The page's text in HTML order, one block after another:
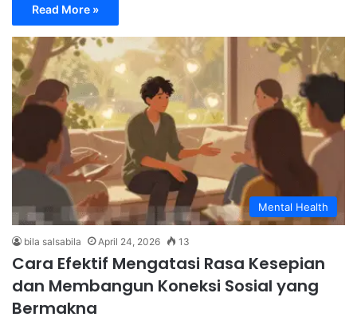
Read More »
Mental Health
bila salsabila April 24, 2026 13
Cara Efektif Mengatasi Rasa Kesepian
dan Membangun Koneksi Sosial yang
Bermakna